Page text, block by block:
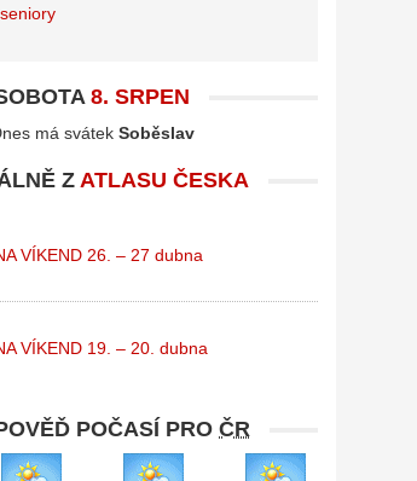
8. SRPEN
má svátek Soběslav
ZATLASU ČESKA
VÍKEND 26. – 27 dubna
VÍKEND 19. – 20. dubna
POČASÍ PROČR